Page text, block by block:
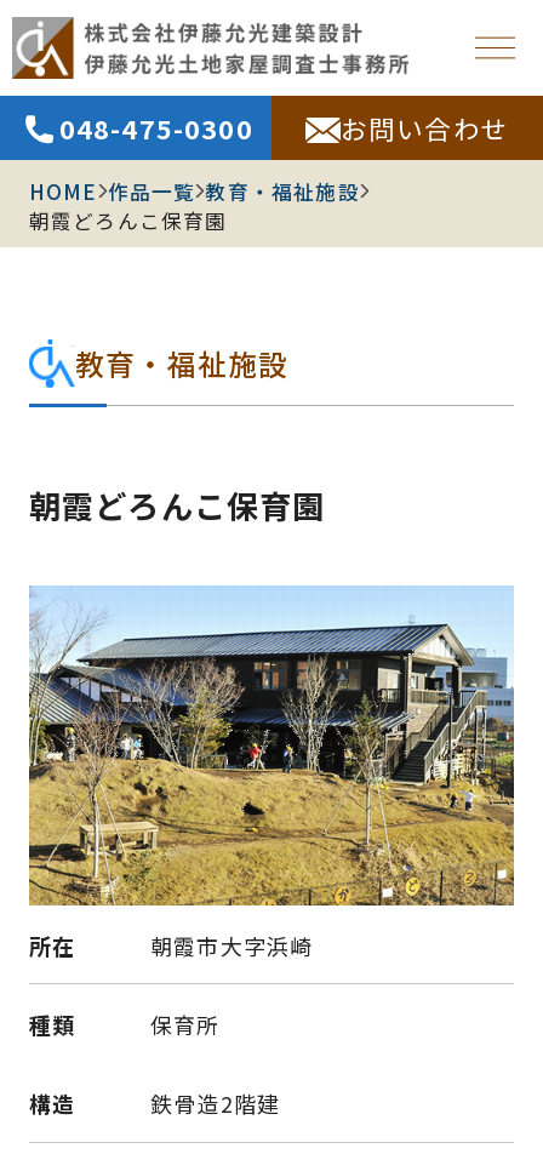
048-475-0300 お問い合わせ
HOME 作品一覧 教育・福祉施設
朝霞どろんこ保育園
教育・福祉施設
朝霞どろんこ保育園
所在 朝霞市大字浜崎
種類 保育所
構造 鉄骨造2階建